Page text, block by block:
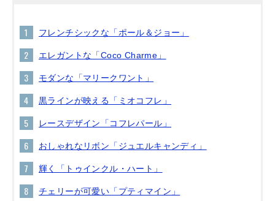
フレンチシックな「ポール＆ジョー」
エレガントな「Coco Charme」
モダンな「マリークワント」
黒ラインが映える「ミオコフレ」
レースデザイン「コフレパール」
おしゃれなリボン「ジュエルキャンディ」
輝く「トゥインクル・ハート」
チェリーが可愛い「プティマイン」